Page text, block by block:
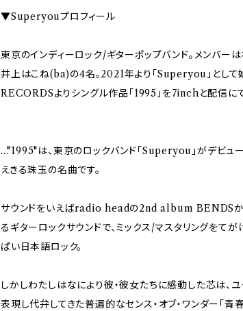
▼Superyouプロフィール
東京のインディーロック/ギターポップバンド。メンバー
井上はこね(ba)の4名。2021年より「Superyou」として
RECORDSよりシングル作品「1995」を7inchと配信に
..."1995"は、東京のロックバンド「Superyou」がデビュ
えきる珠玉の名曲です。
サウンドをいえばradio headの2nd album BENDSか
るギターロックサウンドで、ミックス/マスタリングをて
ぱい日本語ロック。
しかしわたしはなにより彼・彼女たちに感動した芯は、
表現し代弁してきた普遍的なセンス・オブ・ワンダー「青